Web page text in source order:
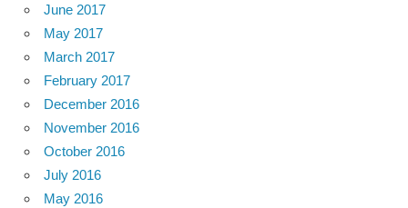
June 2017
May 2017
March 2017
February 2017
December 2016
November 2016
October 2016
July 2016
May 2016